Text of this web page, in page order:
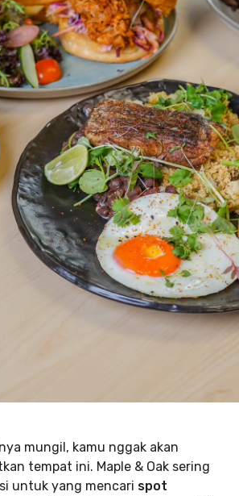
mungil, kamu nggak akan
tempat ini. Maple & Oak sering
untuk yang mencari spot